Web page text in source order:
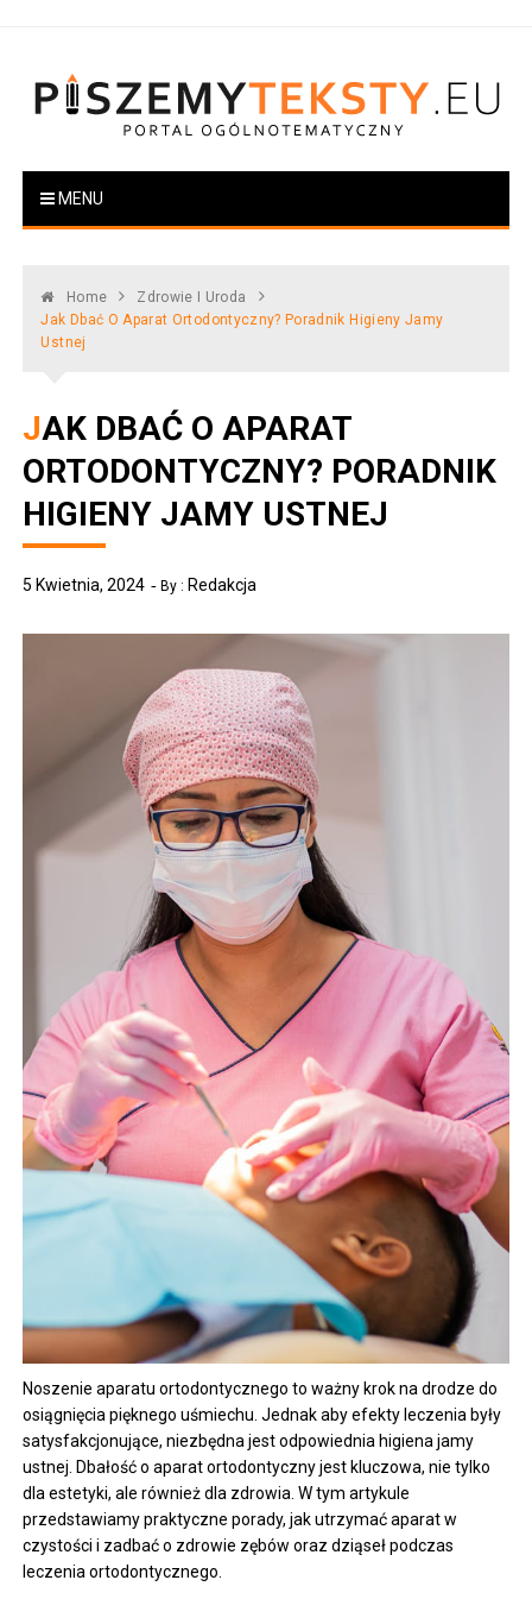
PiszemyTeksty.pl
Portal ogólnotematyczny
MENU
Home
Zdrowie I Uroda
Jak Dbać O Aparat Ortodontyczny? Poradnik Higieny Jamy
Ustnej
JAK DBAĆ O APARAT
ORTODONTYCZNY? PORADNIK
HIGIENY JAMY USTNEJ
5 Kwietnia, 2024 By : Redakcja
Noszenie aparatu ortodontycznego to ważny krok na drodze do
osiągnięcia pięknego uśmiechu. Jednak aby efekty leczenia były
satysfakcjonujące, niezbędna jest odpowiednia higiena jamy
ustnej. Dbałość o aparat ortodontyczny jest kluczowa, nie tylko
dla estetyki, ale również dla zdrowia. W tym artykule
przedstawiamy praktyczne porady, jak utrzymać aparat w
czystości i zadbać o zdrowie zębów oraz dziąseł podczas
leczenia ortodontycznego.